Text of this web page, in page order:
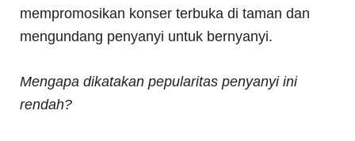
mempromosikan konser terbuka di taman dan
mengundang penyanyi untuk bernyanyi.
Mengapa dikatakan pepularitas penyanyi ini
rendah?